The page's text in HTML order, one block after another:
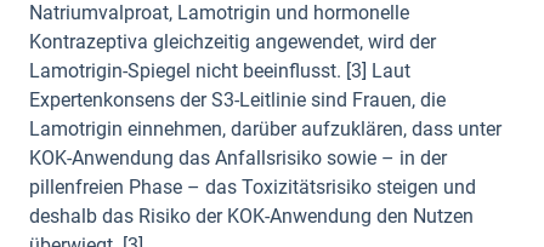
Natriumvalproat, Lamotrigin und hormonelle
Kontrazeptiva gleichzeitig angewendet, wird der
Lamotrigin-Spiegel nicht beeinflusst. [3] Laut
Expertenkonsens der S3-Leitlinie sind Frauen, die
Lamotrigin einnehmen, darüber aufzuklären, dass unter
KOK-Anwendung das Anfallsrisiko sowie – in der
pillenfreien Phase – das Toxizitätsrisiko steigen und
deshalb das Risiko der KOK-Anwendung den Nutzen